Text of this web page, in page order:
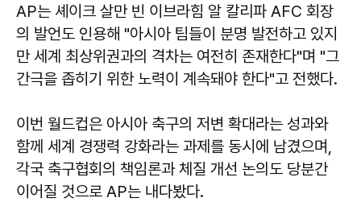
AP는 셰이크 살만 빈 이브라힘 알 칼리파 AFC 회장
의 발언도 인용해 "아시아 팀들이 분명 발전하고 있지
만 세계 최상위권과의 격차는 여전히 존재한다"며 "그
간극을 좁히기 위한 노력이 계속돼야 한다"고 전했다.
이번 월드컵은 아시아 축구의 저변 확대라는 성과와
함께 세계 경쟁력 강화라는 과제를 동시에 남겼으며,
각국 축구협회의 책임론과 체질 개선 논의도 당분간
이어질 것으로 AP는 내다봤다.